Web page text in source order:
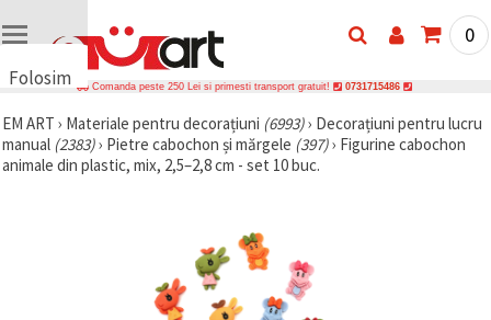
Folosim
uri
🍪 Folosim
cookie-uri
0
Comanda peste 250 Lei si primesti transport gratuit! 0731715486
EM ART › Materiale pentru decorațiuni (6993)› Decorațiuni pentru lucru
manual (2383)› Pietre cabochon și mărgele (397)› Figurine cabochon
animale din plastic, mix, 2,5–2,8 cm - set 10 buc.